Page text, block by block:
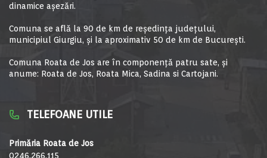
dinamice aşezări.
Comuna se află la 90 de km de reşedinţa judeţului,
municipiul Giurgiu, şi la aproximativ 50 de km de Bucureşti.
Comuna Roata de Jos are în componență patru sate, și
anume: Roata de Jos, Roata Mica, Sadina si Cartojani.
TELEFOANE UTILE
Primăria Roata de Jos
0246.266.115